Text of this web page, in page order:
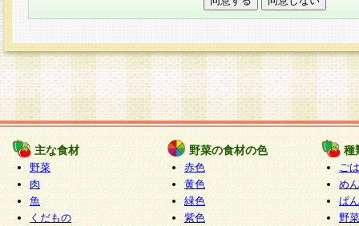
○個人情報の第三者提供について
力いただく個人情報は第三者に提供しません。
○個人情報の委託について
個人情報の取り扱いを外部に委託する場合は、
情報管理基準を満たす企業を選定して委託を行
が行われるよう監督します。
○開示対象個人情報の開示等および問い合わせ窓口
本人からの求めにより、当社が本件により取得
報の利用目的の通知・開示・内容の訂正・追加
停止・消去及び第三者への提供の禁止（以下、
主な食材
野菜
肉
魚
くだもの
野菜の食材の色
赤色
黄色
緑色
紫色
種
ご
めん
ぱん
野